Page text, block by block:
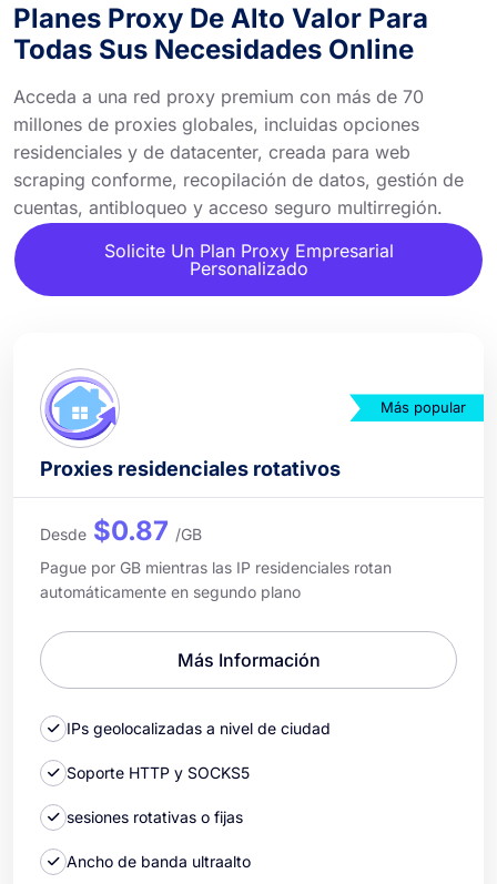
Planes Proxy De Alto Valor Para
Todas Sus Necesidades Online
Acceda a una red proxy premium con más de 70
millones de proxies globales, incluidas opciones
residenciales y de datacenter, creada para web
scraping conforme, recopilación de datos, gestión de
cuentas, antibloqueo y acceso seguro multirregión.
Solicite Un Plan Proxy Empresarial
Personalizado
Más popular
Proxies residenciales rotativos
Desde $0.87 /GB
Pague por GB mientras las IP residenciales rotan
automáticamente en segundo plano
Más Información
IPs geolocalizadas a nivel de ciudad
Soporte HTTP y SOCKS5
sesiones rotativas o fijas
Ancho de banda ultraalto